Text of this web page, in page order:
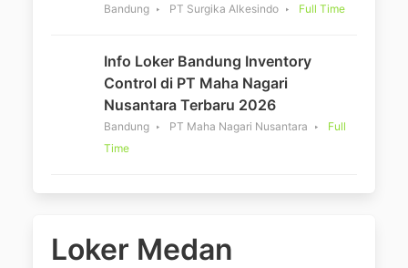
Bandung PT Surgika Alkesindo Full Time
Info Loker Bandung Inventory
Control di PT Maha Nagari
Nusantara Terbaru 2026
Bandung PT Maha Nagari Nusantara
Full
Time
Loker Medan